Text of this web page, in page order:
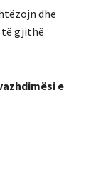
dhe
të gjithë
e